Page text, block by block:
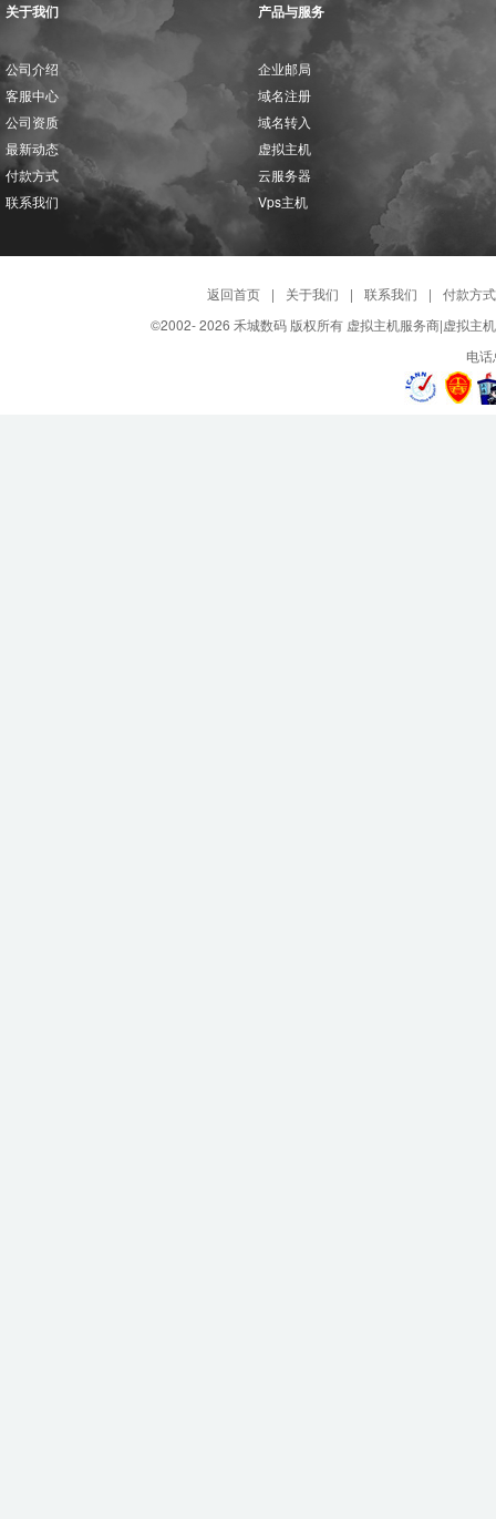
关于我们
公司介绍
客服中心
公司资质
最新动态
付款方式
联系我们
产品与服务
企业邮局
域名注册
域名转入
虚拟主机
云服务器
Vps主机
返回首页 | 关于我们 | 联系我们 |
付款方式
©2002-2026 禾城数码 版权所有 虚拟主机服务商|虚拟主
电